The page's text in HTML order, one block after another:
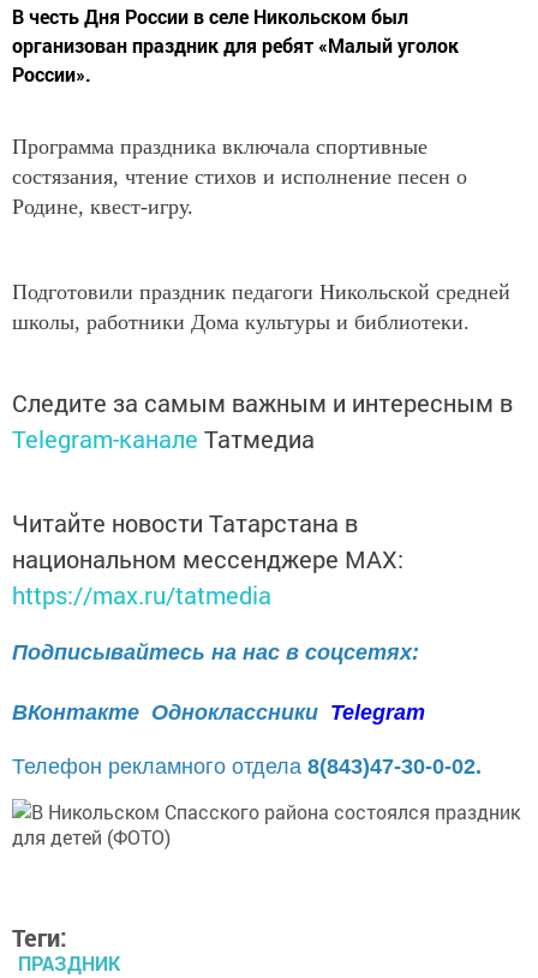
​​​​​​​В честь Дня России в селе Никольском был
организован праздник для ребят «Малый уголок
России».
Программа праздника включала спортивные
состязания, чтение стихов и исполнение песен о
Родине, квест-игру.
Подготовили праздник педагоги Никольской средней
школы, работники Дома культуры и библиотеки.
Следите за самым важным и интересным в
Telegram-канале Татмедиа
Читайте новости Татарстана в
национальном мессенджере MАХ:
https://max.ru/tatmedia
Подписывайтесь на нас в соцсетях:
ВКонтакте Одноклассники Telegram
Телефон рекламного отдела 8(843)47-30-0-02.
Теги:
ПРАЗДНИК